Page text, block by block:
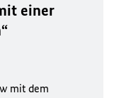
einer
mit dem